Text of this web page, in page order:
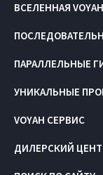
ВСЕЛЕННАЯ VOYAH
ПАРАЛЛЕЛЬНЫЕ
УНИКАЛЬНЫЕ
VOYAH СЕРВИС
ДИЛЕРСКИЙ